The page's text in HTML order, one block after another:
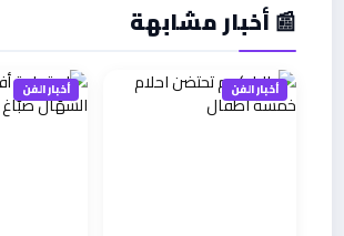
📰 أخبار مشابهة
أخبار الفن أخبار الفن